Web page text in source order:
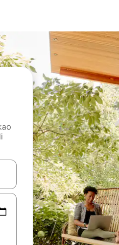
koristeći se strelicama prema